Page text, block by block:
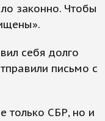
законно. Чтобы
себя долго
письмо с
только СБР, но и